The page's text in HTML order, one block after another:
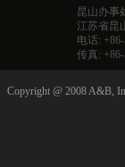
昆山办事
江苏省昆
电话:
传真: +86-
Copyright @ 2008 A&B,